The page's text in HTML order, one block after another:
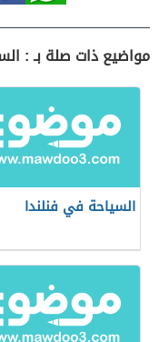
مواضيع ذات صلة بـ :
السياحة في فنلندا